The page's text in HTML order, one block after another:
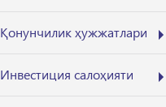
Қонунчилик ҳужжатлари
Инвестиция салоҳияти